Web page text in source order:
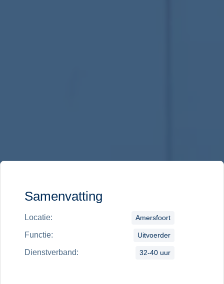
Samenvatting
Locatie: Amersfoort
Functie: Uitvoerder
Dienstverband: 32-40 uur